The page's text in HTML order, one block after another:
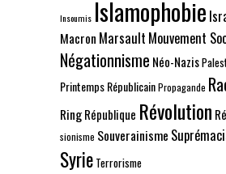
Insoumis Islamophobie
Macron Marsault Mouvement
Négationnisme Néo-Nazis
Printemps RépublicainPropagande
RingRépublique Révolution
sionisme Souverainisme
Syrie Terrorisme